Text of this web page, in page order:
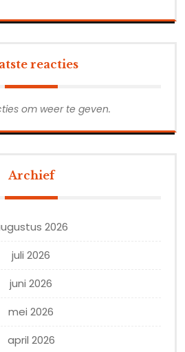
reacties
om weer te geven.
Archief
2026
juli 2026
juni 2026
mei 2026
april 2026